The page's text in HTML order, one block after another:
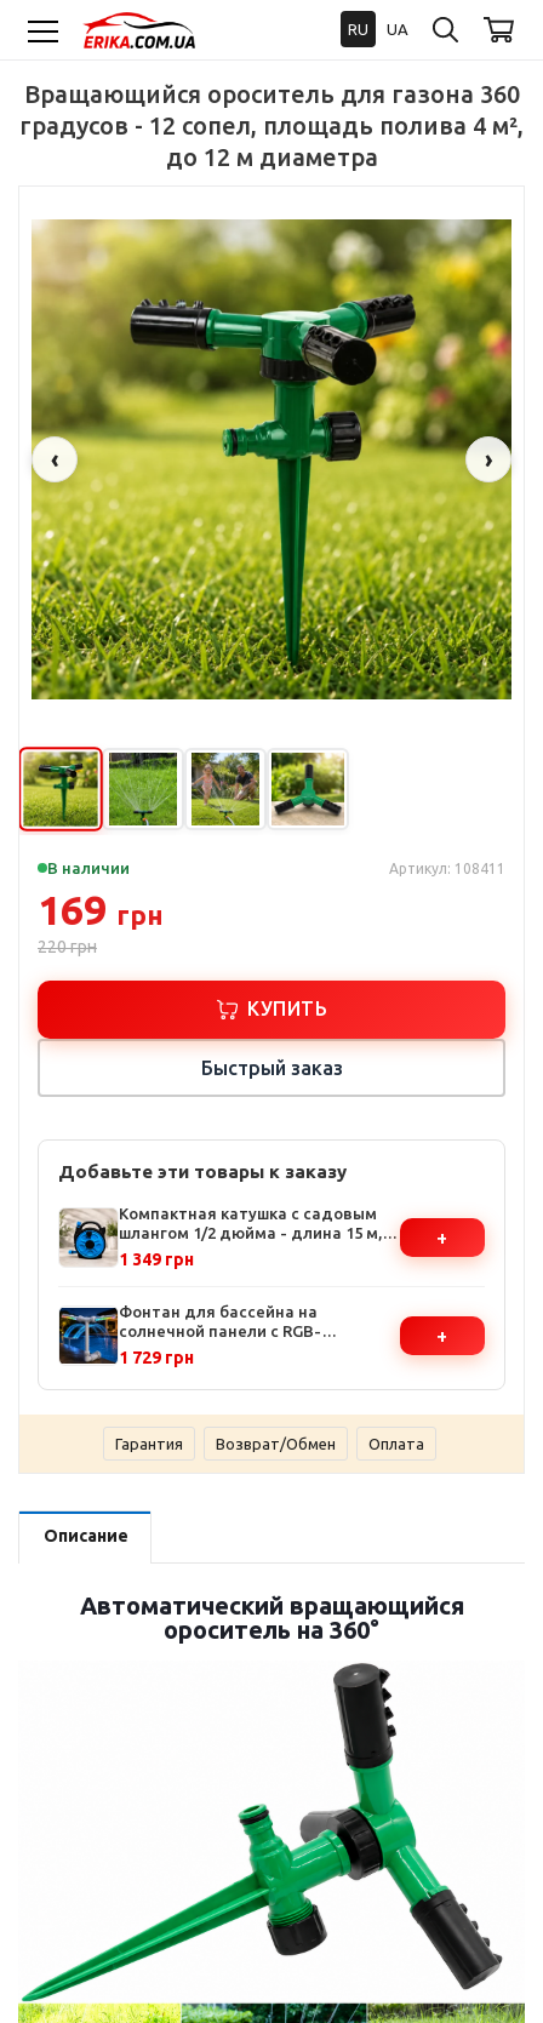
RU UA
Вращающийся ороситель для газона 360
градусов - 12 сопел, площадь полива 4 м²,
до 12 м диаметра
‹ ›
В наличии Артикул: 108411
169 грн
220грн
КУПИТЬ
Быстрый заказ
Добавьте эти товары к заказу
Компактная катушка с садовым
шлангом 1/2 дюйма - длина 15 м,
ручная намотка, защищенный
1 349 грн
+
Фонтан для бассейна на
солнечной панели с RGB-
подсветкой - 2 форсунки, 11
цветов, управление с пульта,
автономная работа до 10 часов
1 729 грн
+
Гарантия Возврат/Обмен Оплата
Описание
Автоматический вращающийся
ороситель на 360°